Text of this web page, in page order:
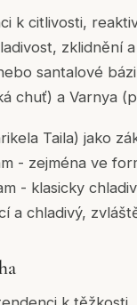
k citlivosti,
zklidnění
santalové
chuť) a Varnya
Taila) jako
- zejména ve
- klasicky
a chladivý,